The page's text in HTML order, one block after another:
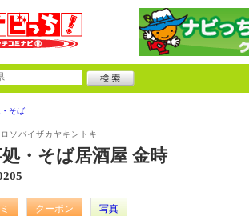
・そば
ソバイザカヤキントキ
・そば居酒屋 金時
クーポン
写真